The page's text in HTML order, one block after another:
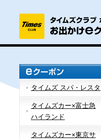
タイムズ スパ・レスタ
タイムズカー×富士急
ハイランド
タイムズカー×東京サ